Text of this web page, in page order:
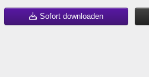
Sofort downloaden